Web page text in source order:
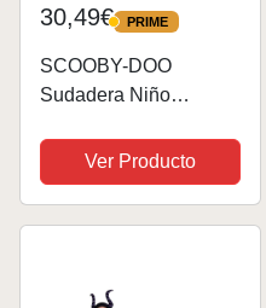
30,49€ PRIME
PRIME
SCOOBY-DOO
Sudadera Niño
Manta para Niños
Ver Producto